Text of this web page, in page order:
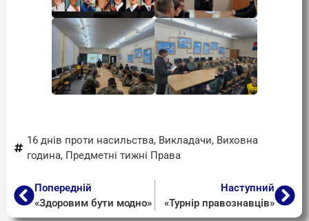
16 днів проти насильства, Викладачи, Виховна
година, Предметні тижні Права
Попередній
«Здоровим бути модно»
Наступний
«Турнір правознавців»